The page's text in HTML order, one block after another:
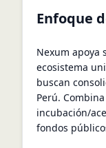
Enfoque
Nexum apoya
ecosistema
buscan
Perú.
incubación/
fondos